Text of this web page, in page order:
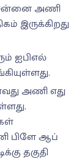
அணி
இருக்கிறது
ஐபிஎல்
அணி எது
பிளே ஆப்
தகுதி